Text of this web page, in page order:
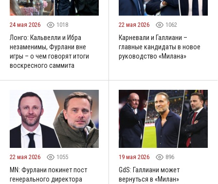
24 мая 2026 1018
Лонго: Кальвелли и Ибра
незаменимы, Фурлани вне
игры – о чем говорят итоги
воскресного саммита
22 мая 2026 1062
Карневали и Галлиани –
главные кандидаты в новое
руководство «Милана»
22 мая 2026 1055
MN: Фурлани покинет пост
генерального директора
19 мая 2026 896
GdS: Галлиани может
вернуться в «Милан»